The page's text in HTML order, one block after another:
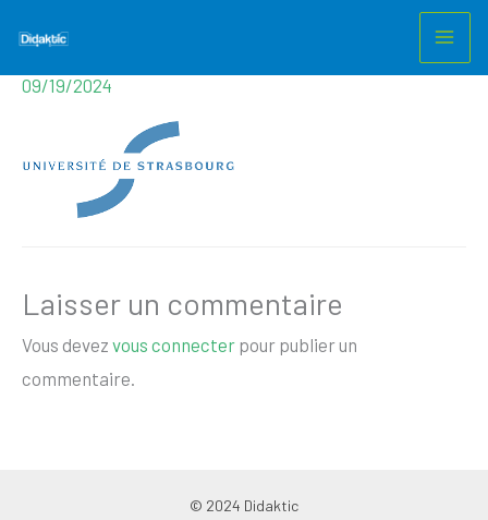
contenu
m.nezet@gmail.com/
09/19/2024
Laisser un commentaire
Vous devez vous connecter pour publier un
commentaire.
© 2024 Didaktic